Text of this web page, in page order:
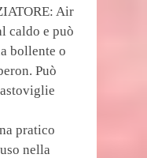
Air
caldo e può
bollente o
Può
pratico
nella